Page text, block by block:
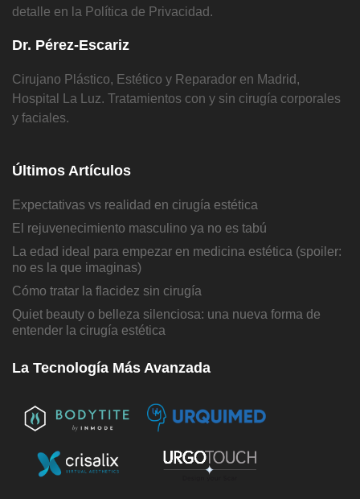
detalle en la Política de Privacidad.
Dr. Pérez-Escariz
Cirujano Plástico, Estético y Reparador en Madrid,
Hospital La Luz. Tratamientos con y sin cirugía corporales
y faciales.
Últimos Artículos
Expectativas vs realidad en cirugía estética
El rejuvenecimiento masculino ya no es tabú
La edad ideal para empezar en medicina estética (spoiler:
no es la que imaginas)
Cómo tratar la flacidez sin cirugía
Quiet beauty o belleza silenciosa: una nueva forma de
entender la cirugía estética
La Tecnología Más Avanzada